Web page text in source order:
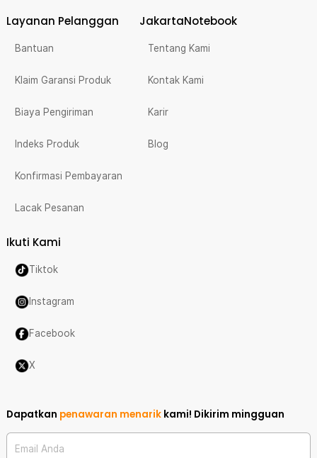
Layanan Pelanggan
Bantuan
Klaim Garansi Produk
Biaya Pengiriman
Indeks Produk
Konfirmasi Pembayaran
Lacak Pesanan
JakartaNotebook
Tentang Kami
Kontak Kami
Karir
Blog
Ikuti Kami
Tiktok
Instagram
Facebook
X
Dapatkan penawaran menarik kami! Dikirim mingguan
Email Anda